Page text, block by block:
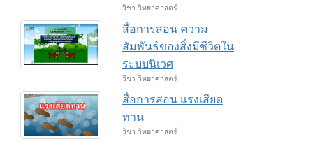
วิชา วิทยาศาสตร์
สื่อการสอน ความ
สัมพันธ์ของสิ่งมีชีวิตใน
ระบบนิเวศ
วิชา วิทยาศาสตร์
สื่อการสอน แรงเสียด
ทาน
วิชา วิทยาศาสตร์